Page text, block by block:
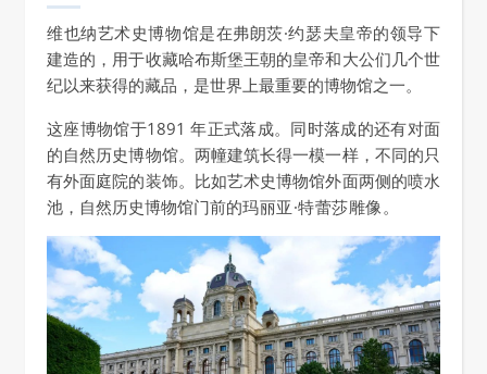
维也纳艺术史博物馆是在弗朗茨·约瑟夫皇帝的领导下
建造的，用于收藏哈布斯堡王朝的皇帝和大公们几个世
纪以来获得的藏品，是世界上最重要的博物馆之一。
这座博物馆于1891 年正式落成。同时落成的还有对面
的自然历史博物馆。两幢建筑长得一模一样，不同的只
有外面庭院的装饰。比如艺术史博物馆外面两侧的喷水
池，自然历史博物馆门前的玛丽亚·特蕾莎雕像。